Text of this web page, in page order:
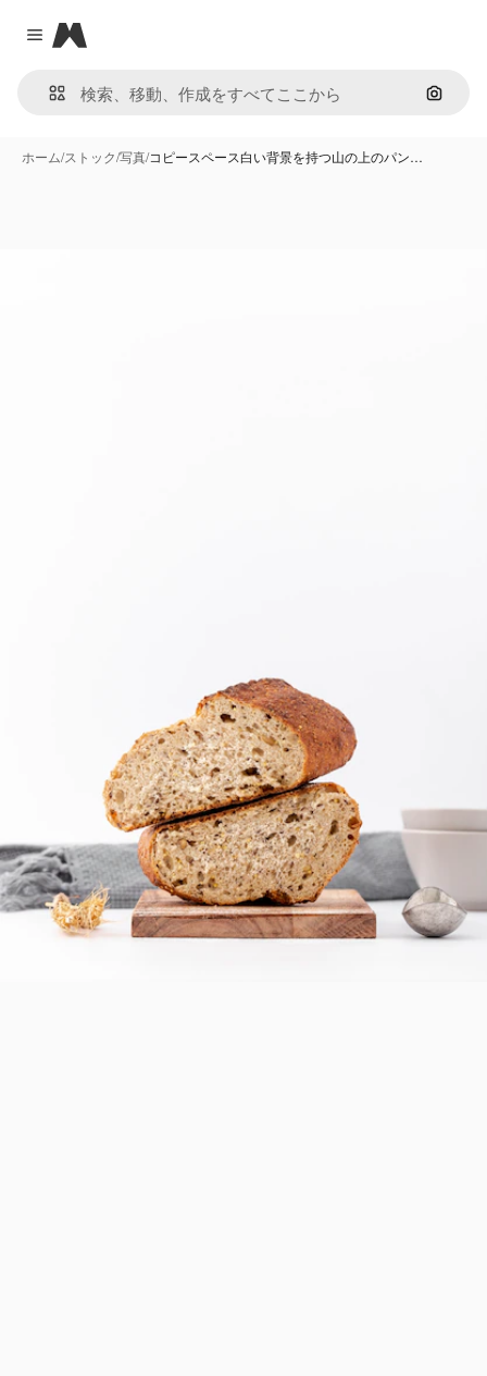
Close menu
Magnific
画像で
ホーム/ストック/写真/コピースペース白い背景を持つ山の上のパン…